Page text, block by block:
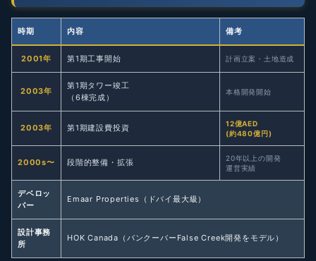
時期 内容 備考
2001年 第1期工事開始 計画立案・土地造成
2003年
第1期タワー竣工
（6棟完成）
本格開発開始
2003年 第1期建設費投資
12億AED
(約480億円)
2000s〜 段階的整備・拡張
20年以上の開発
運営実績
デベロッ
パー
Emaar Properties（ドバイ最大級）
設計事務
所
HOK Canada（バンクーバーFalse Creek開発をモデル）